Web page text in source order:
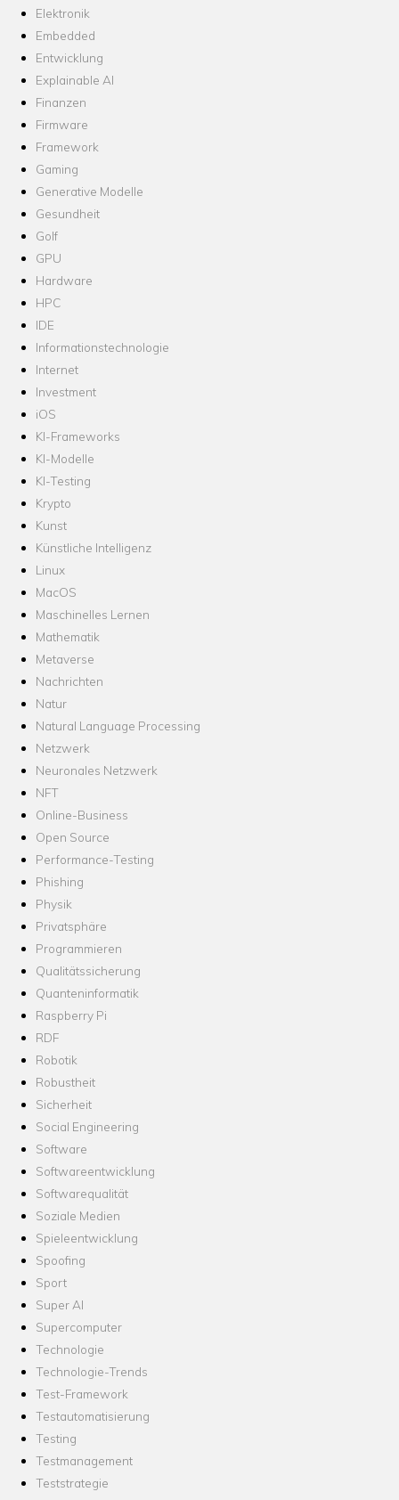
Elektronik
Embedded
Entwicklung
Explainable AI
Finanzen
Firmware
Framework
Gaming
Generative Modelle
Gesundheit
Golf
GPU
Hardware
HPC
IDE
Informationstechnologie
Internet
Investment
iOS
KI-Frameworks
KI-Modelle
KI-Testing
Krypto
Kunst
Künstliche Intelligenz
Linux
MacOS
Maschinelles Lernen
Mathematik
Metaverse
Nachrichten
Natur
Natural Language Processing
Netzwerk
Neuronales Netzwerk
NFT
Online-Business
Open Source
Performance-Testing
Phishing
Physik
Privatsphäre
Programmieren
Qualitätssicherung
Quanteninformatik
Raspberry Pi
RDF
Robotik
Robustheit
Sicherheit
Social Engineering
Software
Softwareentwicklung
Softwarequalität
Soziale Medien
Spieleentwicklung
Spoofing
Sport
Super AI
Supercomputer
Technologie
Technologie-Trends
Test-Framework
Testautomatisierung
Testing
Testmanagement
Teststrategie